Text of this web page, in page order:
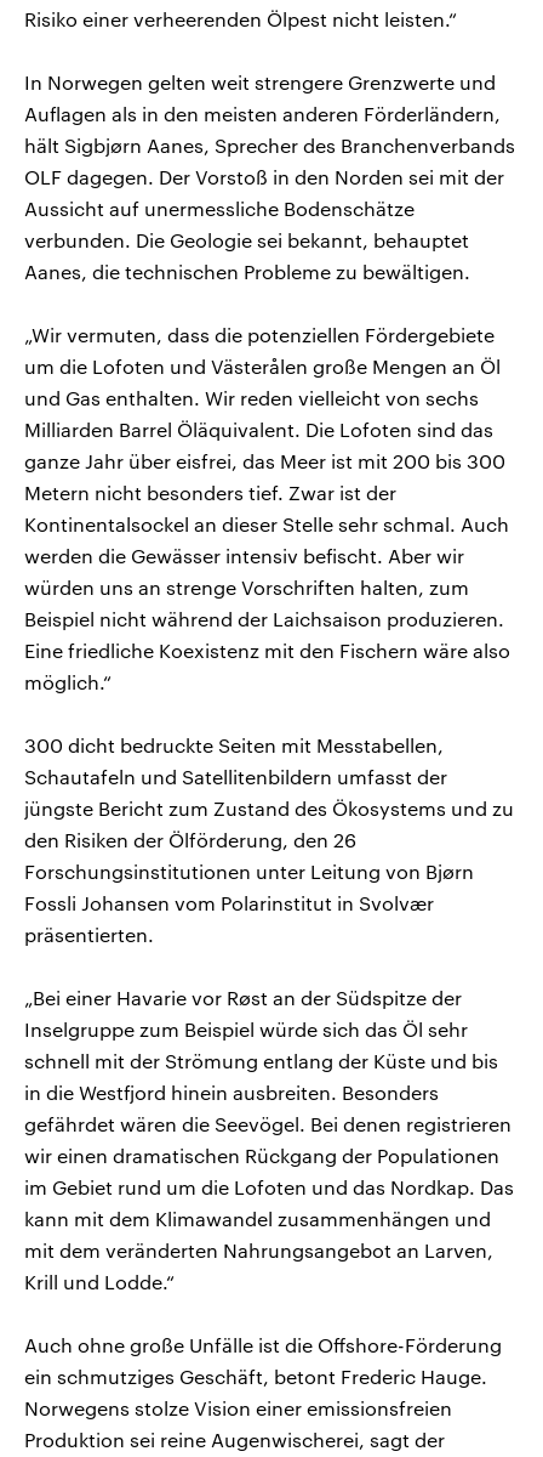
Risiko einer verheerenden Ölpest nicht leisten.“
In Norwegen gelten weit strengere Grenzwerte und
Auflagen als in den meisten anderen Förderländern,
hält Sigbjørn Aanes, Sprecher des Branchenverbands
OLF dagegen. Der Vorstoß in den Norden sei mit der
Aussicht auf unermessliche Bodenschätze
verbunden. Die Geologie sei bekannt, behauptet
Aanes, die technischen Probleme zu bewältigen.
„Wir vermuten, dass die potenziellen Fördergebiete
um die Lofoten und Västerålen große Mengen an Öl
und Gas enthalten. Wir reden vielleicht von sechs
Milliarden Barrel Öläquivalent. Die Lofoten sind das
ganze Jahr über eisfrei, das Meer ist mit 200 bis 300
Metern nicht besonders tief. Zwar ist der
Kontinentalsockel an dieser Stelle sehr schmal. Auch
werden die Gewässer intensiv befischt. Aber wir
würden uns an strenge Vorschriften halten, zum
Beispiel nicht während der Laichsaison produzieren.
Eine friedliche Koexistenz mit den Fischern wäre also
möglich.“
300 dicht bedruckte Seiten mit Messtabellen,
Schautafeln und Satellitenbildern umfasst der
jüngste Bericht zum Zustand des Ökosystems und zu
den Risiken der Ölförderung, den 26
Forschungsinstitutionen unter Leitung von Bjørn
Fossli Johansen vom Polarinstitut in Svolvær
präsentierten.
„Bei einer Havarie vor Røst an der Südspitze der
Inselgruppe zum Beispiel würde sich das Öl sehr
schnell mit der Strömung entlang der Küste und bis
in die Westfjord hinein ausbreiten. Besonders
gefährdet wären die Seevögel. Bei denen registrieren
wir einen dramatischen Rückgang der Populationen
im Gebiet rund um die Lofoten und das Nordkap. Das
kann mit dem Klimawandel zusammenhängen und
mit dem veränderten Nahrungsangebot an Larven,
Krill und Lodde.“
Auch ohne große Unfälle ist die Offshore-Förderung
ein schmutziges Geschäft, betont Frederic Hauge.
Norwegens stolze Vision einer emissionsfreien
Produktion sei reine Augenwischerei, sagt der